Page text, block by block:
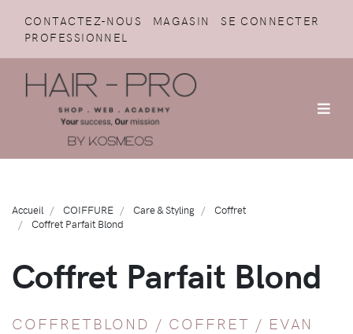
CONTACTEZ-NOUS MAGASIN
SE CONNECTER
PROFESSIONNEL
Accueil COIFFURE Care & Styling
Coffret
Coffret Parfait Blond
Coffret Parfait Blond
COFFRETBLOND / COFFRET / EVAN